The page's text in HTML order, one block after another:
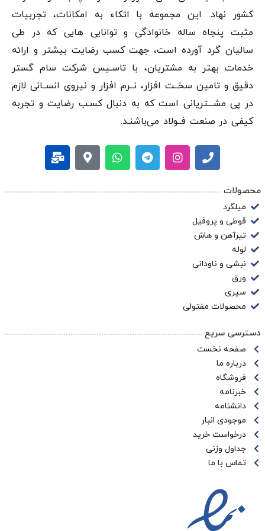
کشور نهاد. این مجموعه با اتکاء به امکانات، تجربیات
مثبت پنجاه ساله خانوادگی و توانایی هایی که در طی
سالیان گرد آورده است، جهت کسب رضایت بیشتر و ارائه
خدمات بهتر به مشتریان، با تاسـیس شرکت سام گستر
دقيق و تامین سخــت افزار، نــرم افزار و نیروی انســانی لازم
در پی مشـــتریانی است که به دنبال کسـب رضایت و تجربه
کیفی در صنعت فــولاد می‌باشنـد.
محصولات
میلگرد
قوطی و پروفیل
تیرآهن و هاش
لوله
نبشی و ناودانی
ورق
سپری
محصولات مفتولی
دسترسی سریع
صفحه نخست
درباره ما
فروشگاه
خبرنامه
دانشنامه
موجودی انبار
درخواست خرید
جداول وزنی
تماس با ما